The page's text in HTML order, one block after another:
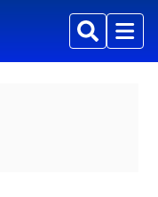
BuscarMenu